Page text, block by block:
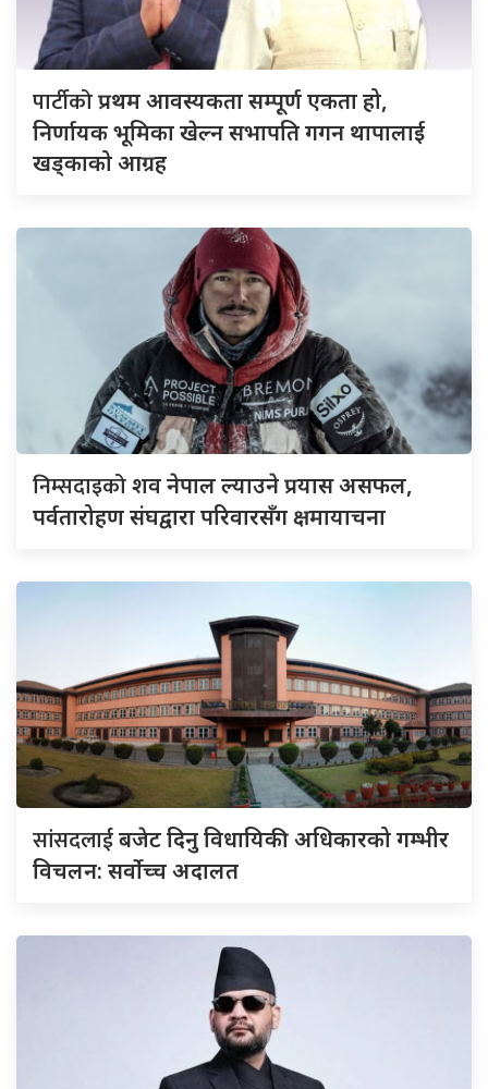
पार्टीकोप्रथम आवस्यकता सम्पूर्ण एकता हो,
निर्णायक भूमिका खेल्न सभापति गगन थापालाई
खड्काको आग्रह
निम्सदाइकोशव नेपाल ल्याउने प्रयास असफल,
पर्वतारोहण संघद्वारा परिवारसँग क्षमायाचना
सांसदलाईबजेट दिनु विधायिकी अधिकारको गम्भीर
विचलन: सर्वोच्च अदालत